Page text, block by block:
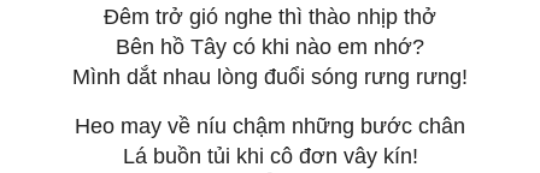
Đêm trở gió nghe thì thào nhịp thở
Bên hồ Tây có khi nào em nhớ?
Mình dắt nhau lòng đuổi sóng rưng rưng!
Heo may về níu chậm những bước chân
Lá buồn tủi khi cô đơn vây kín!